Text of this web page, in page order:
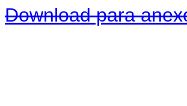
Download para